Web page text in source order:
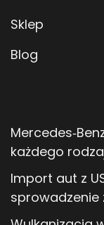
Sklep
Blog
każdego
Import aut z
sprowadzenie